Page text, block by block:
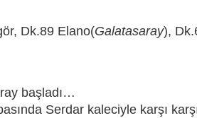
Dk.89 Elano(Galatasaray),
başladı…
Serdar kaleciyle karşı